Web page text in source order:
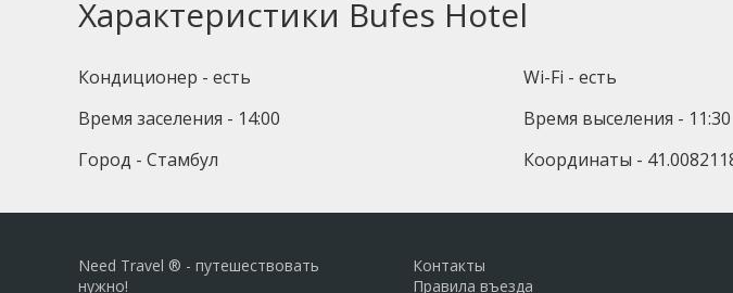
Характеристики Bufes Hotel
Кондиционер - есть Wi-Fi - есть
Время заселения - 14:00
Время выселения - 11:30
Город - Стамбул
Координаты -
Need Travel ® - путешествовать
нужно!
Контакты
Правила въезда